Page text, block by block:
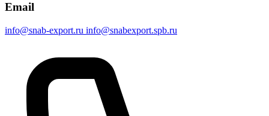
Email
info@snab-export.ru info@snabexport.spb.ru